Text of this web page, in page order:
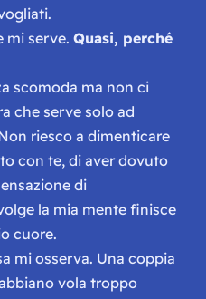
mi serve. Quasi, perché
scomoda ma non ci
che serve solo ad
riesco a dimenticare
con te, di aver dovuto
di
la mia mente finisce
cuore.
mi osserva. Una coppia
vola troppo